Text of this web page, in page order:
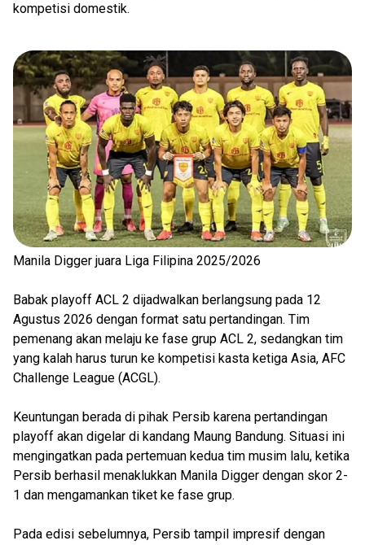
kompetisi domestik.
Manila Digger juara Liga Filipina 2025/2026
Babak playoff ACL 2 dijadwalkan berlangsung pada 12
Agustus 2026 dengan format satu pertandingan. Tim
pemenang akan melaju ke fase grup ACL 2, sedangkan tim
yang kalah harus turun ke kompetisi kasta ketiga Asia, AFC
Challenge League (ACGL).
Keuntungan berada di pihak Persib karena pertandingan
playoff akan digelar di kandang Maung Bandung. Situasi ini
mengingatkan pada pertemuan kedua tim musim lalu, ketika
Persib berhasil menaklukkan Manila Digger dengan skor 2-
1 dan mengamankan tiket ke fase grup.
Pada edisi sebelumnya, Persib tampil impresif dengan